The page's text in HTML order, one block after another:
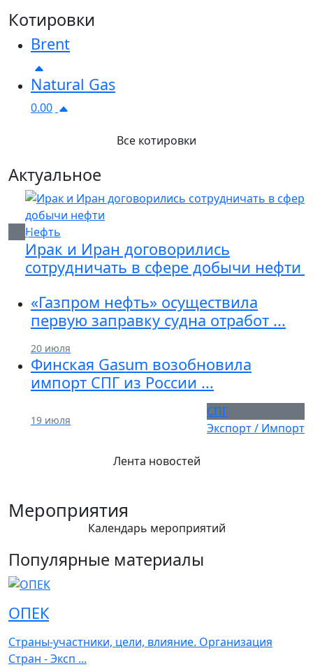
Котировки
Brent
Natural Gas
0.00
Все котировки
Актуальное
Нефть
Ирак и Иран договорились
сотрудничать в сфере добычи нефти ...
Previous
«Газпром нефть» осуществила
первую заправку судна отработ ...
20 июля
Финская Gasum возобновила
импорт СПГ из России ...
19 июля
СПГ
Экспорт / Импорт
Лента новостей
Мероприятия
Календарь мероприятий
Популярные материалы
ОПЕК
Страны-участники, цели, влияние. Организация
Стран - Эксп ...